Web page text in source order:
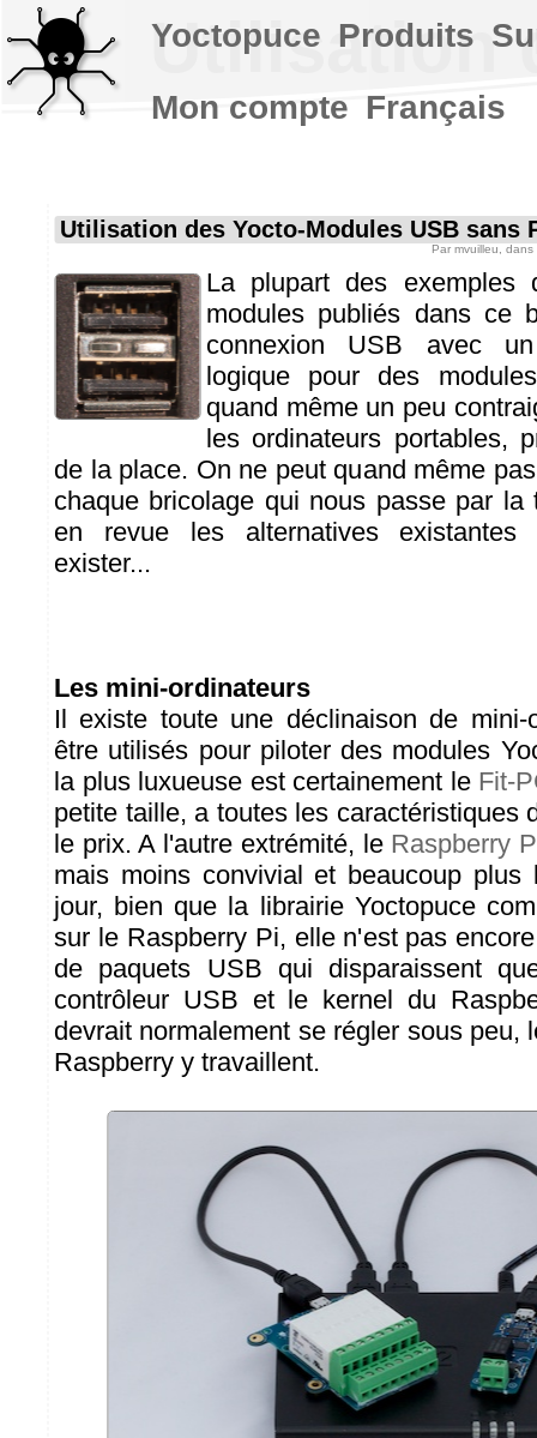
Utilisation
Utilisation des Yocto-Modules USB sans
Par mvuilleu , dans
La plupart des exemples
modules publiés dans ce
connexion USB avec
logique pour des
quand même un peu
les ordinateurs portables,
de la place. On ne peut quand même
chaque bricolage qui nous passe par la
en revue les alternatives
exister...
Les mini-ordinateurs
Il existe toute une déclinaison de mini-
être utilisés pour piloter des modules
la plus luxueuse est certainement le Fit-
petite taille, a toutes les caractéristiques
le prix. A l'autre extrémité, le Raspberry
mais moins convivial et beaucoup plus
jour, bien que la librairie Yoctopuce
sur le Raspberry Pi, elle n'est pas
de paquets USB qui disparaissent
contrôleur USB et le kernel du
devrait normalement se régler sous peu,
Raspberry y travaillent.
Yoctopuce Produits
Mon compte Français